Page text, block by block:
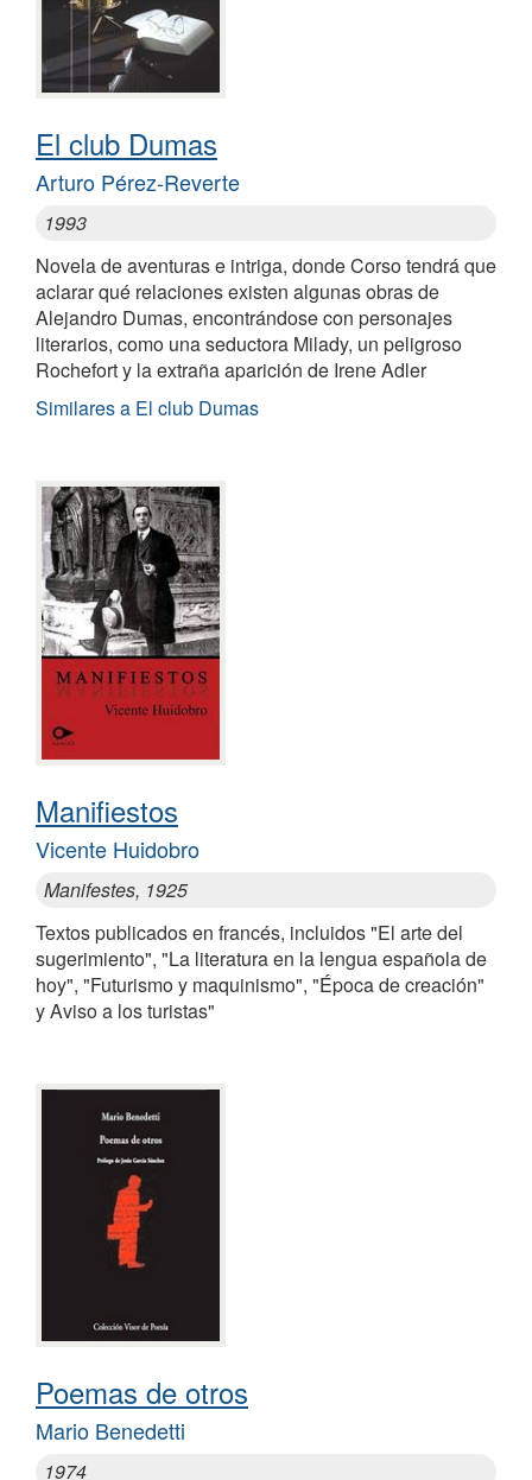
El club Dumas
Arturo Pérez-Reverte
1993
Novela de aventuras e intriga, donde Corso tendrá que
aclarar qué relaciones existen algunas obras de
Alejandro Dumas, encontrándose con personajes
literarios, como una seductora Milady, un peligroso
Rochefort y la extraña aparición de Irene Adler
Similares a El club Dumas
Manifiestos
Vicente Huidobro
Manifestes, 1925
Textos publicados en francés, incluidos "El arte del
sugerimiento", "La literatura en la lengua española de
hoy", "Futurismo y maquinismo", "Época de creación"
y Aviso a los turistas"
Poemas de otros
Mario Benedetti
1974